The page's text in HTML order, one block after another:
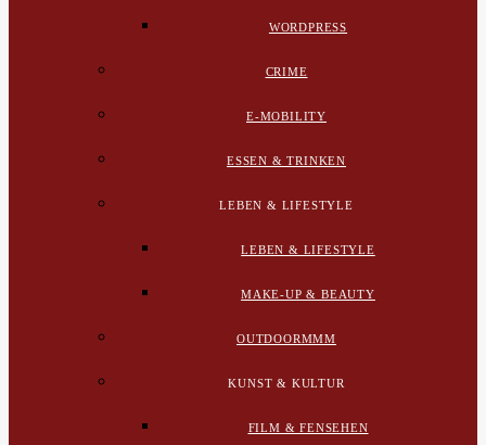
WORDPRESS
CRIME
E-MOBILITY
ESSEN & TRINKEN
LEBEN & LIFESTYLE
LEBEN & LIFESTYLE
MAKE-UP & BEAUTY
OUTDOORMMM
KUNST & KULTUR
FILM & FENSEHEN